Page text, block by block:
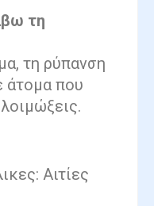
τη
τη ρύπανση
άτομα που
Αιτίες